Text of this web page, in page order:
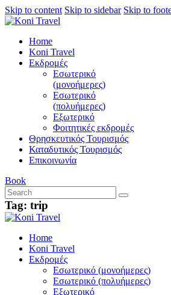
Skip to content Skip to sidebar Skip to
Home
Koni Travel
Εκδρομές
Εσωτερικό
(μονοήμερες)
Εσωτερικό
(πολυήμερες)
Εξωτερικό
Φοιτητικές εκδρομές
Θρησκευτικός Τουρισμός
Καταδυτικός Τουρισμός
Επικοινωνία
Book
Tag: trip
Home
Koni Travel
Εκδρομές
Εσωτερικό (μονοήμερες)
Εσωτερικό (πολυήμερες)
Εξωτερικό